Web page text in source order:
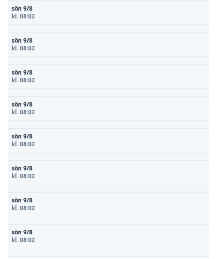
sön 9/8
kl. 08:02
sön 9/8
kl. 08:02
sön 9/8
kl. 08:02
sön 9/8
kl. 08:02
sön 9/8
kl. 08:02
sön 9/8
kl. 08:02
sön 9/8
kl. 08:02
sön 9/8
kl. 08:02